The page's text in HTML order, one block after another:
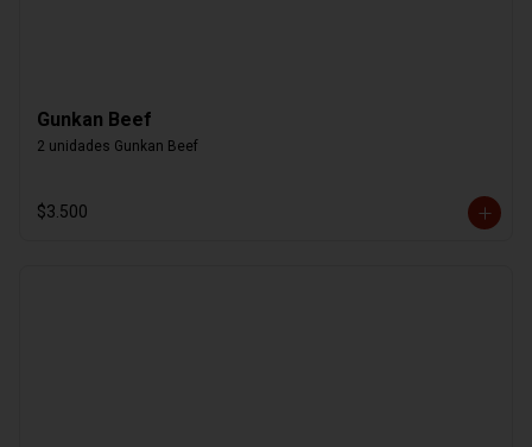
Gunkan Beef
2 unidades Gunkan Beef
$3.500